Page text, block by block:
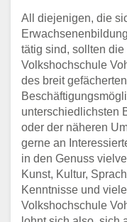
All diejenigen, die
tätig sind, sollten
Volkshochschule
des breit
unterschiedlichsten
oder der näheren
gerne an
in den Genuss
Kunst, Kultur,
Kenntnisse und
Volkshochschule